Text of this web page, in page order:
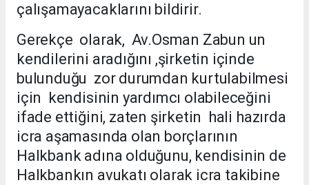
çalışamayacaklarını bildirir.
Gerekçe olarak, Av.Osman Zabun un
kendilerini aradığını ,şirketin içinde
bulunduğu zor durumdan kurtulabilmesi
için kendisinin yardımcı olabileceğini
ifade ettiğini, zaten şirketin hali hazırda
icra aşamasında olan borçlarının
Halkbank adına olduğunu, kendisinin de
Halkbankın avukatı olarak icra takibine